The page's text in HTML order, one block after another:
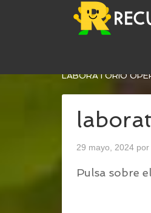
LABORATORIO
29 mayo, 2024 por
Pulsa sobre